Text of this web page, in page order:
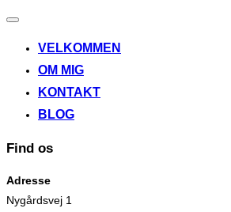
Slå
til/fra
VELKOMMEN
OM MIG
KONTAKT
BLOG
Find os
Adresse
Nygårdsvej 1